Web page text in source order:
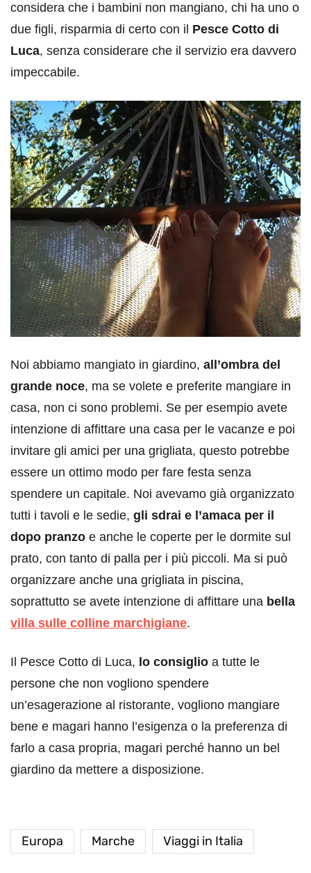
considera che i bambini non mangiano, chi ha uno o
due figli, risparmia di certo con il Pesce Cotto di
Luca, senza considerare che il servizio era davvero
impeccabile.
Noi abbiamo mangiato in giardino, all’ombra del
grande noce, ma se volete e preferite mangiare in
casa, non ci sono problemi. Se per esempio avete
intenzione di affittare una casa per le vacanze e poi
invitare gli amici per una grigliata, questo potrebbe
essere un ottimo modo per fare festa senza
spendere un capitale. Noi avevamo già organizzato
tutti i tavoli e le sedie, gli sdrai e l’amaca per il
dopo pranzo e anche le coperte per le dormite sul
prato, con tanto di palla per i più piccoli. Ma si può
organizzare anche una grigliata in piscina,
soprattutto se avete intenzione di affittare una bella
villa sulle colline marchigiane.
Il Pesce Cotto di Luca, lo consiglio a tutte le
persone che non vogliono spendere
un’esagerazione al ristorante, vogliono mangiare
bene e magari hanno l’esigenza o la preferenza di
farlo a casa propria, magari perché hanno un bel
giardino da mettere a disposizione.
Europa Marche Viaggi in Italia